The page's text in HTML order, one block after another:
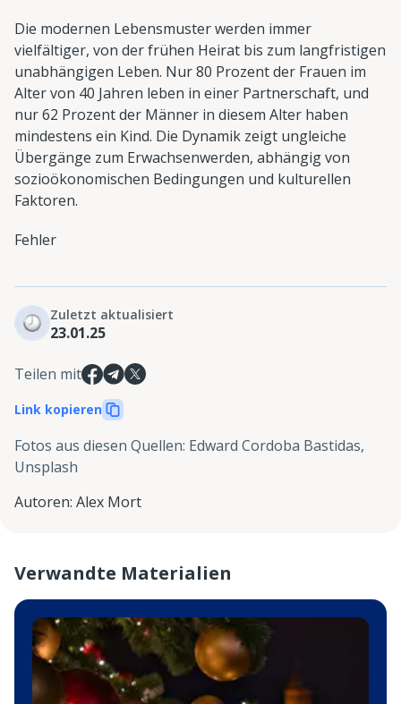
Die modernen Lebensmuster werden immer
vielfältiger, von der frühen Heirat bis zum langfristigen
unabhängigen Leben. Nur 80 Prozent der Frauen im
Alter von 40 Jahren leben in einer Partnerschaft, und
nur 62 Prozent der Männer in diesem Alter haben
mindestens ein Kind. Die Dynamik zeigt ungleiche
Übergänge zum Erwachsenwerden, abhängig von
sozioökonomischen Bedingungen und kulturellen
Faktoren.
Fehler
Zuletzt aktualisiert
23.01.25
Teilen mit
Link kopieren
Fotos aus diesen Quellen: Edward Cordoba Bastidas,
Unsplash
Autoren: Alex Mort
Verwandte Materialien